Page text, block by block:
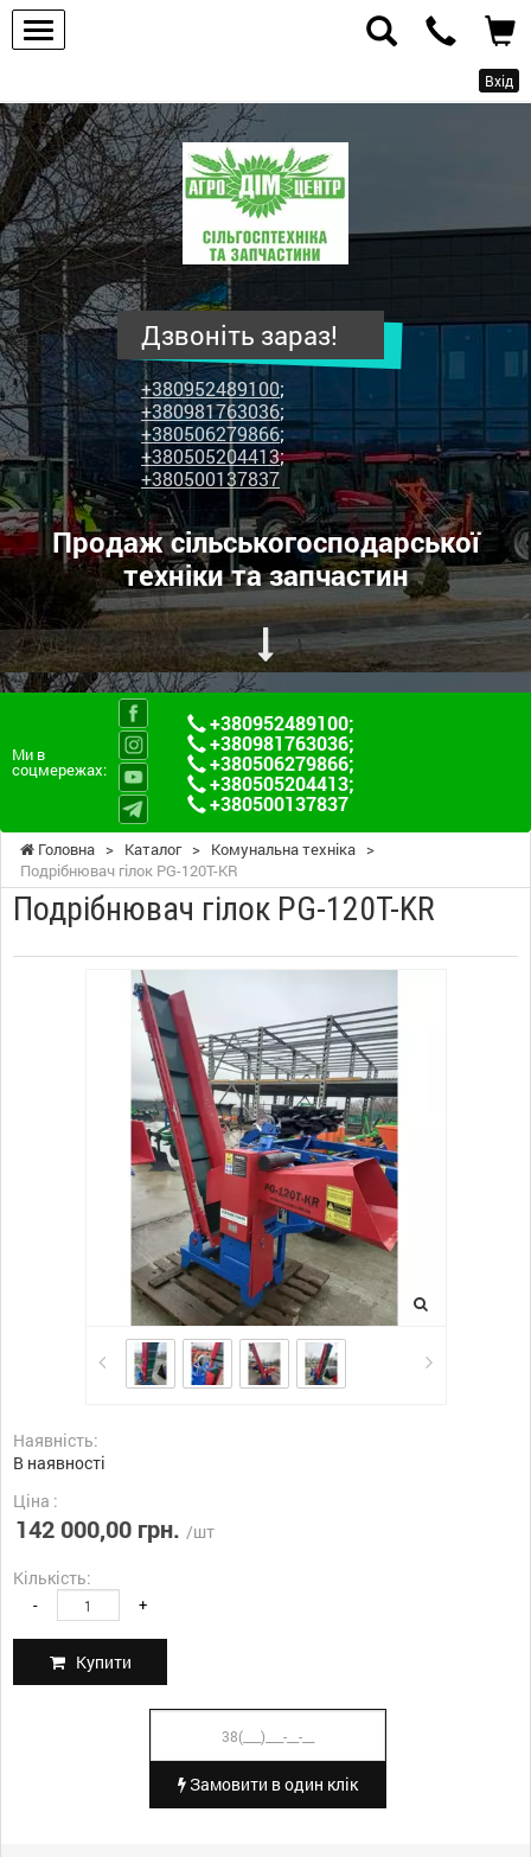
Вхід
ПП
"Агродім-
центр"
-
продаж
сільськогосподарської
техніки
та
запчастин
Дзвоніть зараз!
+380952489100;
+380981763036;
+380506279866;
+380505204413;
+380500137837
Продаж сільськогосподарської
техніки та запчастин
Ми в
соцмережах:
+380952489100;
+380981763036;
+380506279866;
+380505204413;
+380500137837
Головна > Каталог > Комунальна техніка >
Подрібнювач гілок PG-120T-KR
Подрібнювач гілок PG-120T-KR
Наявність:
В наявності
Ціна :
142 000,00 грн. /шт
Кількість:
- +
Купити
Замовити в один клік